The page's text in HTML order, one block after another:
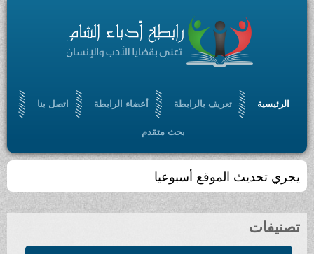
الرئيسية تعريف بالرابطة أعضاء الرابطة اتصل بنا
بحث متقدم
تجمّعٌ أدبي ، ثقافي ، مفتوح ، يسعى إلى الإسهام في
بلورة رؤيا أدبية حضارية ، من خلال أدب سامٍ ملتزم
تصنيفات